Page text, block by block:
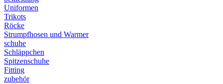
Uniformen
Trikots
Röcke
Strumpfhosen und Warmer
schuhe
Schläppchen
Spitzenschuhe
Fitting
zubehör